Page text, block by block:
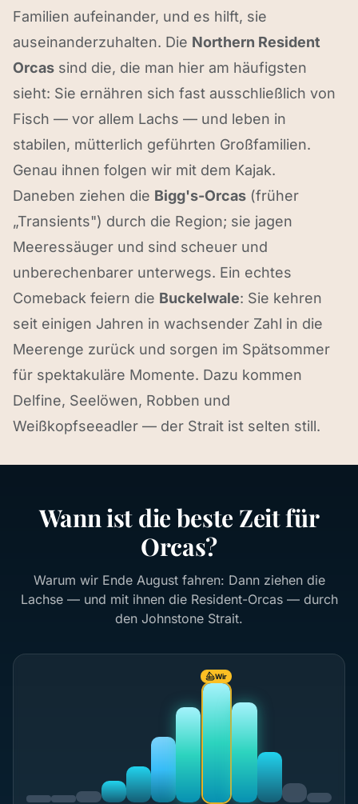
Familien aufeinander, und es hilft, sie
auseinanderzuhalten. Die Northern Resident
Orcas sind die, die man hier am häufigsten
sieht: Sie ernähren sich fast ausschließlich von
Fisch — vor allem Lachs — und leben in
stabilen, mütterlich geführten Großfamilien.
Genau ihnen folgen wir mit dem Kajak.
Daneben ziehen die Bigg's-Orcas (früher
„Transients") durch die Region; sie jagen
Meeressäuger und sind scheuer und
unberechenbarer unterwegs. Ein echtes
Comeback feiern die Buckelwale: Sie kehren
seit einigen Jahren in wachsender Zahl in die
Meerenge zurück und sorgen im Spätsommer
für spektakuläre Momente. Dazu kommen
Delfine, Seelöwen, Robben und
Weißkopfseeadler — der Strait ist selten still.
Wann ist die beste Zeit für
Orcas?
Warum wir Ende August fahren: Dann ziehen die
Lachse — und mit ihnen die Resident-Orcas — durch
den Johnstone Strait.
Wir